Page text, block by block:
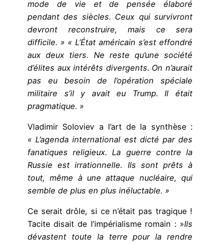
mode de vie et de pensée élaboré
pendant des siècles. Ceux qui survivront
devront reconstruire, mais ce sera
difficile. » « L’État américain s’est effondré
aux deux tiers. Ne reste qu’une société
d’élites aux intérêts divergents. On n’aurait
pas eu besoin de l’opération spéciale
militaire s’il y avait eu Trump. Il était
pragmatique. »
Vladimir Soloviev a l’art de la synthèse :
« L’agenda international est dicté par des
fanatiques religieux. La guerre contre la
Russie est irrationnelle. Ils sont prêts à
tout, même à une attaque nucléaire, qui
semble de plus en plus inéluctable. »
Ce serait drôle, si ce n’était pas tragique !
Tacite disait de l’impérialisme romain : »Ils
dévastent toute la terre pour la rendre